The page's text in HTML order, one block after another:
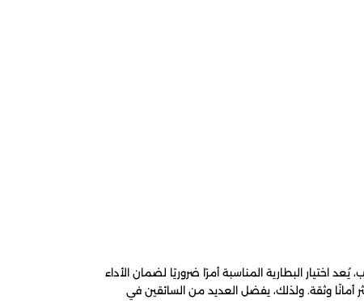
اختيار البطارية المناسبة أمرًا ضروريًا لضمان الأداء
أمانًا وثقة. ولذلك، يفضل العديد من السائقين في